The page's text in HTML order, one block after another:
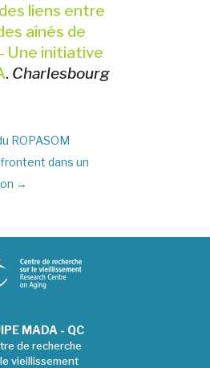
liens entre
aînés de
Une initiative
. Charlesbourg
ROPASOM
dans un
→
MADA - QC
de recherche
vieillissement